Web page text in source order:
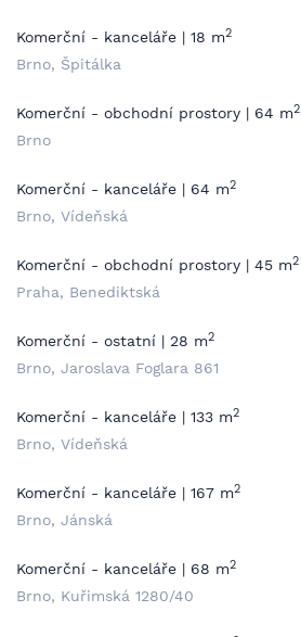
Komerční - kanceláře | 18 m2
Brno, Špitálka
Komerční - obchodní prostory | 64 m2
Brno
Komerční - kanceláře | 64 m2
Brno, Vídeňská
Komerční - obchodní prostory | 45 m2
Praha, Benediktská
Komerční - ostatní | 28 m2
Brno, Jaroslava Foglara 861
Komerční - kanceláře | 133 m2
Brno, Vídeňská
Komerční - kanceláře | 167 m2
Brno, Jánská
Komerční - kanceláře | 68 m2
Brno, Kuřimská 1280/40